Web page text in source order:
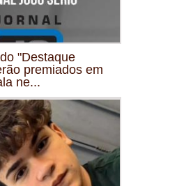
"Destaque
premiados em
ne...